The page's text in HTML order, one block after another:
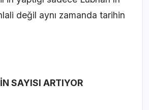
değil aynı zamanda tarihin
SAYISI ARTIYOR